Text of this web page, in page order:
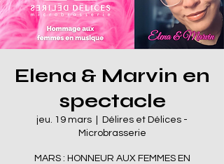
Elena & Marvin en
spectacle
jeu. 19 mars
Délires et Délices -
Microbrasserie
MARS : HONNEUR AUX FEMMES EN